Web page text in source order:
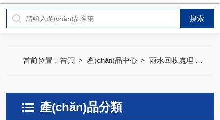
當前位置：首頁 > 產(chǎn)品中心 >雨水回收處理
產(chǎn)品分類